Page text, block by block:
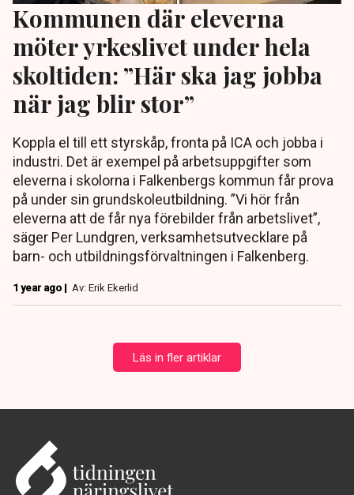
Kommunen där eleverna
möter yrkeslivet under hela
skoltiden: ”Här ska jag jobba
när jag blir stor”
Koppla el till ett styrskåp, fronta på ICA och jobba i
industri. Det är exempel på arbetsuppgifter som
eleverna i skolorna i Falkenbergs kommun får prova
på under sin grundskoleutbildning. ”Vi hör från
eleverna att de får nya förebilder från arbetslivet”,
säger Per Lundgren, verksamhetsutvecklare på
barn- och utbildningsförvaltningen i Falkenberg.
1 year ago | Av: Erik Ekerlid
Läs in fler artiklar